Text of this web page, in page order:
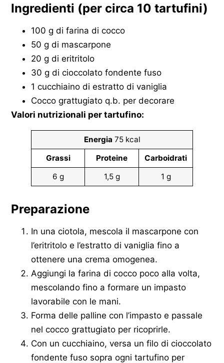
Ingredienti (per circa 10 tartufini)
100 g di farina di cocco
50 g di mascarpone
20 g di eritritolo
30 g di cioccolato fondente fuso
1 cucchiaino di estratto di vaniglia
Cocco grattugiato q.b. per decorare
Valori nutrizionali per tartufino:
Energia 75 kcal
Grassi
Proteine
Carboidrati
6 g
1,5 g 1 g
Preparazione
In una ciotola, mescola il mascarpone con
l’eritritolo e l’estratto di vaniglia fino a
ottenere una crema omogenea.
Aggiungi la farina di cocco poco alla volta,
mescolando fino a formare un impasto
lavorabile con le mani.
Forma delle palline con l’impasto e passale
nel cocco grattugiato per ricoprirle.
Con un cucchiaino, versa un filo di cioccolato
fondente fuso sopra ogni tartufino per